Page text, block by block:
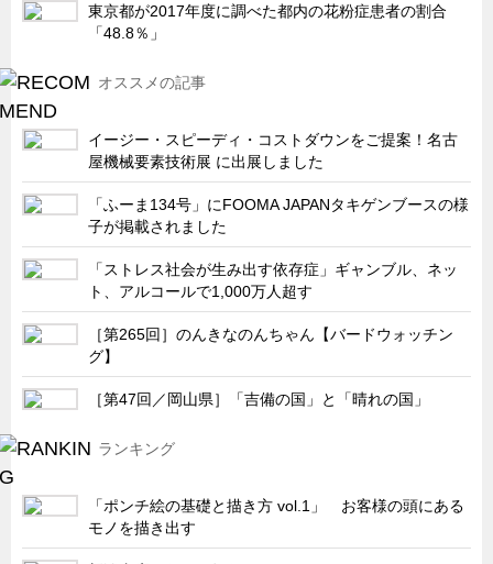
半導体製造装置関連
サーバーラック・エンクロジャー
フリーザー・フードマシナリー関連
自動販売機・自動改札機関連
鉄道車両・駅舎関連
CATEGORY 連載
営業、丸ごとフカボリ
新製品開発最前線
Before After
旬の野菜とタキゲン製品
ポンチ絵の基礎と描き方
東京都が2017年度に調べた都内の花粉症患者の割合
「48.8％」
オススメの記事
イージー・スピーディ・コストダウンをご提案！名古
屋機械要素技術展 に出展しました
「ふーま134号」にFOOMA JAPANタキゲンブースの様
子が掲載されました
「ストレス社会が生み出す依存症」ギャンブル、ネッ
ト、アルコールで1,000万人超す
［第265回］のんきなのんちゃん【バードウォッチン
グ】
［第47回／岡山県］「吉備の国」と「晴れの国」
ランキング
「ポンチ絵の基礎と描き方 vol.1」 お客様の頭にある
モノを描き出す